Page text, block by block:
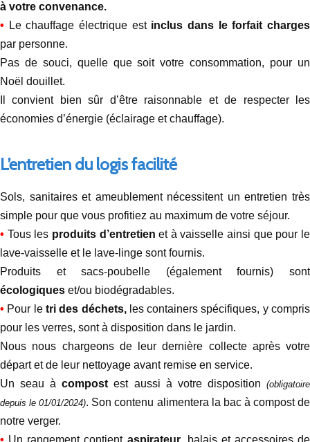
à votre convenance.
• Le chauffage électrique est inclus dans le forfait charges
par personne.
Pas de souci, quelle que soit votre consommation, pour un
Noël douillet.
Il convient bien sûr d’être raisonnable et de respecter les
économies d’énergie (éclairage et chauffage).
L’entretien du logis facilité
Sols, sanitaires et ameublement nécessitent un entretien très
simple pour que vous profitiez au maximum de votre séjour.
• Tous les produits d’entretien et à vaisselle ainsi que pour le
lave-vaisselle et le lave-linge sont fournis.
Produits et sacs-poubelle (également fournis) sont
écologiques et/ou biodégradables.
• Pour le tri des déchets,les containers spécifiques, y compris
pour les verres, sont à disposition dans le jardin.
Nous nous chargeons de leur dernière collecte après votre
départ et de leur nettoyage avant remise en service.
Un seau àcompostest aussi à votre disposition(obligatoire
depuis le 01/01/2024). Son contenu alimentera la bac à compost de
notre verger.